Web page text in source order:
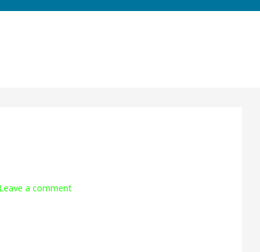
Leave a comment